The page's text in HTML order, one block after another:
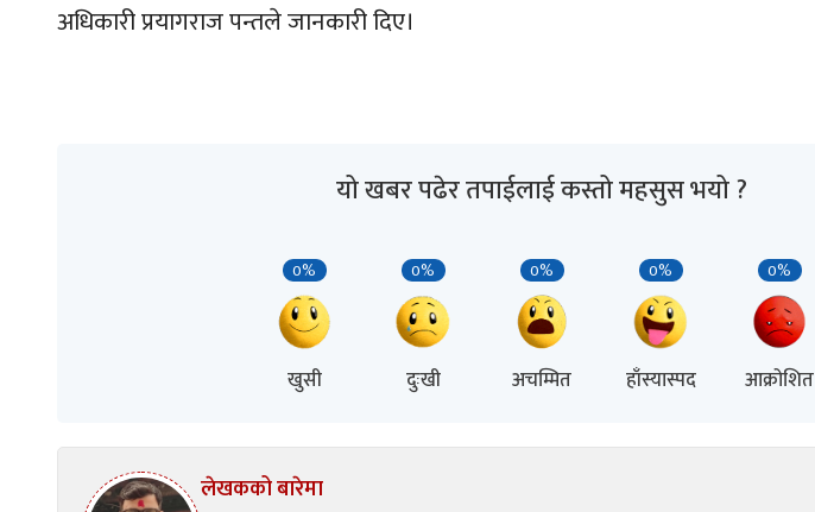
अधिकारी प्रयागराज पन्तले जानकारी दिए।
यो खबर पढेर तपाईलाई कस्तो महसुस भयो ?
0%
खुसी
0%
दुःखी
0%
अचम्मित
0%
हाँस्यास्पद
0%
आक्रोशित
लेखकको बारेमा